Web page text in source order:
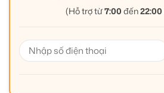
(Hỗ trợ từ7:00 đến22:00